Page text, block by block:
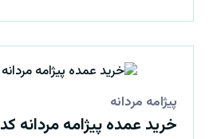
پیژامه مردانه
خرید عمده پیژامه مردانه کد SH.C102